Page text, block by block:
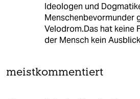
Ideologen und
Menschenbevormunder
Velodrom.Das hat keine
der Mensch kein
meistkommentiert